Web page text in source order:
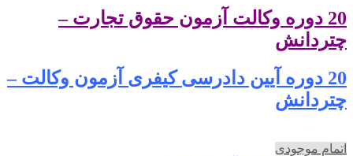
20 دوره وکالت آزمون حقوق تجارت –
چتردانش
20 دوره آیین دادرسی کیفری آزمون وکالت –
چتردانش
اتمام موجودی